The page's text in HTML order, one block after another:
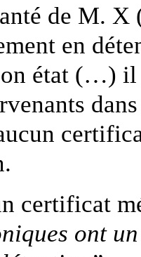
de M.
en
état (…) il
certificat
ont